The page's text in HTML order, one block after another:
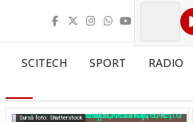
SCITECH SPORT RADIO
Sursă foto: Shutterstock